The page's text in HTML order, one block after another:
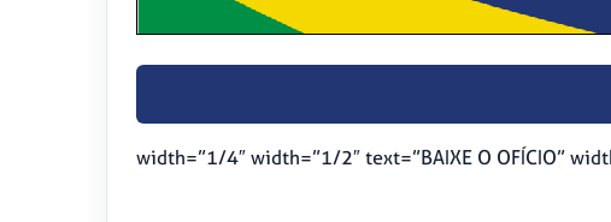
width=”1/4″ width=”1/2″ text=”BAIXE O OFÍCIO”